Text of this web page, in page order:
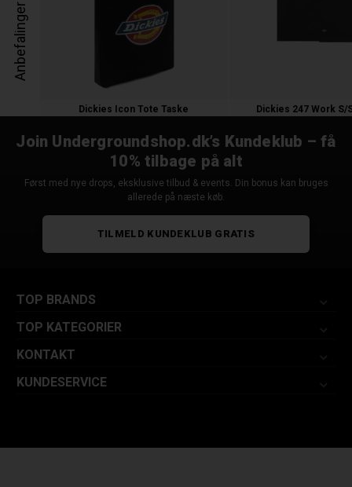
Anbefalinger
Dickies Icon Tote Taske Dickies 247 Work S/
Join Undergroundshop.dk’s Kundeklub – få
10% tilbage på alt
Først med nye drops, eksklusive tilbud & events. Din bonus kan bruges
allerede på næste køb.
TILMELD KUNDEKLUB GRATIS
TOP BRANDS
TOP KATEGORIER
KONTAKT
KUNDESERVICE